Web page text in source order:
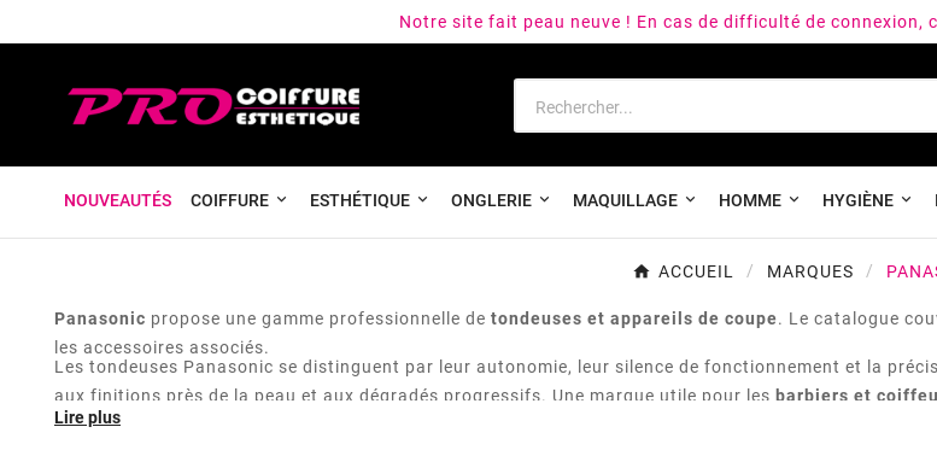
Notre site fait peau neuve ! En cas de difficulté de connexion,
NOUVEAUTÉS COIFFURE ESTHÉTIQUE ONGLERIE MAQUILLAGE HOMME HYGIÈNE
ACCUEIL MARQUES
Panasonic propose une gamme professionnelle de tondeuses et appareils de coupe. Le catalogue
les accessoires associés.
Les tondeuses Panasonic se distinguent par leur autonomie, leur silence de fonctionnement et la
aux finitions près de la peau et aux dégradés progressifs. Une marque utile pour les barbiers et